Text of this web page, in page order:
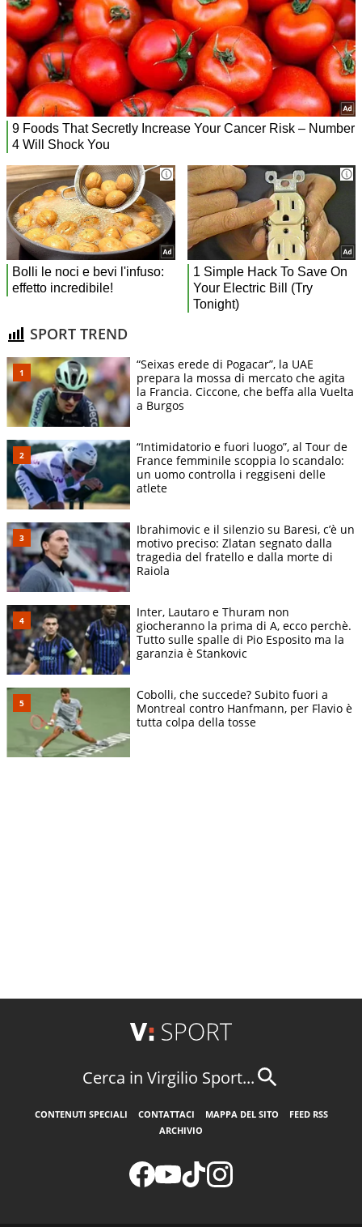
SPORT TREND
“Seixas erede di Pogacar”, la UAE
prepara la mossa di mercato che agita
la Francia. Ciccone, che beffa alla Vuelta
a Burgos
“Intimidatorio e fuori luogo”, al Tour de
France femminile scoppia lo scandalo:
un uomo controlla i reggiseni delle
atlete
Ibrahimovic e il silenzio su Baresi, c’è un
motivo preciso: Zlatan segnato dalla
tragedia del fratello e dalla morte di
Raiola
Inter, Lautaro e Thuram non
giocheranno la prima di A, ecco perchè.
Tutto sulle spalle di Pio Esposito ma la
garanzia è Stankovic
Cobolli, che succede? Subito fuori a
Montreal contro Hanfmann, per Flavio è
tutta colpa della tosse
Cerca in Virgilio Sport...
CONTENUTI SPECIALI CONTATTACI MAPPA DEL SITO
FEED RSS
ARCHIVIO